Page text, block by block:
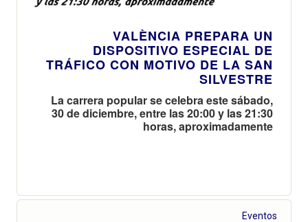
VALÈNCIA PREPARA UN
DISPOSITIVO ESPECIAL DE
TRÁFICO CON MOTIVO DE LA SAN
SILVESTRE
La carrera popular se celebra este sábado,
30 de diciembre, entre las 20:00 y las 21:30
horas, aproximadamente
Eventos